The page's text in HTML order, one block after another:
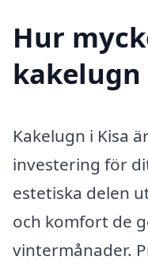
Hur
kakelugn
Kakelugn i Kisa
investering för
estetiska delen
och komfort de
vintermånader.